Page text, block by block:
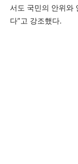
서도 국민의 안위와
다”고 강조했다.